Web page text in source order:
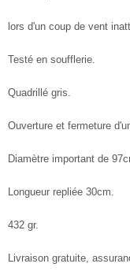
lors d'un coup de vent
Testé en soufflerie.
Quadrillé gris.
Ouverture et fermeture
Diamètre important de
Longueur repliée 30cm.
432 gr.
Livraison gratuite,